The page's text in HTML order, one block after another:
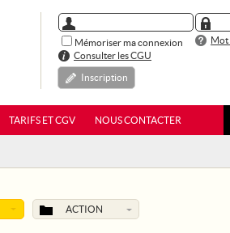
Mémoriser ma connexion
Mot
Consulter les CGU
Inscription
TARIFS ET CGV NOUS CONTACTER
ACTION